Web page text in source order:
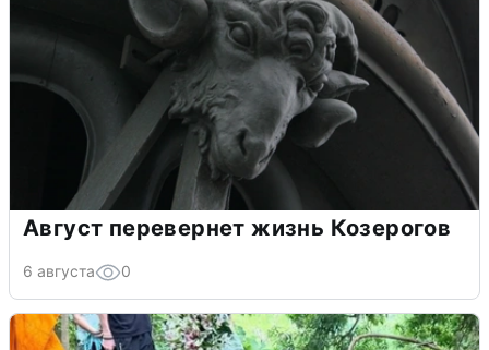
Август перевернет жизнь Козерогов
6 августа 0